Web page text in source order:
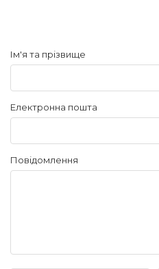
Ім'я та прізвище
Електронна пошта
Повідомлення